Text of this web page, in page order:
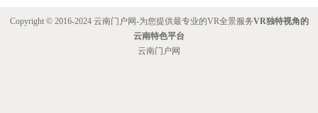
Copyright © 2016-2024 云南门户网-为您提供最专业的VR全景服务VR独特视角的
云南特色平台
云南门户网